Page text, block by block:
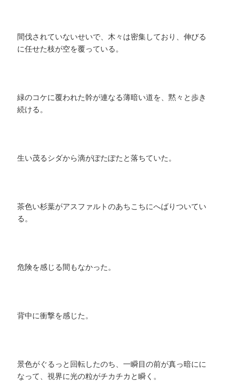
間伐されていないせいで、木々は密集しており、伸びる
に任せた枝が空を覆っている。
緑のコケに覆われた幹が連なる薄暗い道を、黙々と歩き
続ける。
生い茂るシダから滴がぽたぽたと落ちていた。
茶色い杉葉がアスファルトのあちこちにへばりついてい
る。
危険を感じる間もなかった。
背中に衝撃を感じた。
景色がぐるっと回転したのち、一瞬目の前が真っ暗にに
なって、視界に光の粒がチカチカと瞬く。